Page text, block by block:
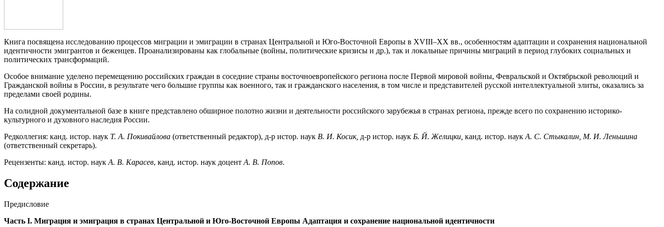
Книга посвящена исследованию процессов миграции и эмиграции в странах Центральной и Юго-Восточной Европы в XVIII–XX вв., особенностям адаптации и сохранения национальной
идентичности эмигрантов и беженцев. Проанализированы как глобальные (войны, политические кризисы и др.), так и локальные причины миграций в период глубоких социальных и
политических трансформаций.
Особое внимание уделено перемещению российских граждан в соседние страны восточноевропейского региона после Первой мировой войны, Февральской и Октябрьской революций и
Гражданской войны в России, в результате чего большие группы как военного, так и гражданского населения, в том числе и представителей русской интеллектуальной элиты, оказались за
пределами своей родины.
На солидной документальной базе в книге представлено обширное полотно жизни и деятельности российского зарубежья в странах региона, прежде всего по сохранению историко-
культурного и духовного наследия России.
Редколлегия: канд. истор. наук Т. А. Покивайлова (ответственный редактор), д-р истор. наук В. И. Косик, д-р истор. наук Б. Й. Желицки, канд. истор. наук А. С. Стыкалин, М. И. Леньшина
(ответственный секретарь).
Рецензенты: канд. истор. наук А. В. Карасев, канд. истор. наук доцент А. В. Попов.
Содержание
Предисловие
Часть I. Миграция и эмиграция в странах Центральной и Юго-Восточной Европы Адаптация и сохранение национальной идентичности